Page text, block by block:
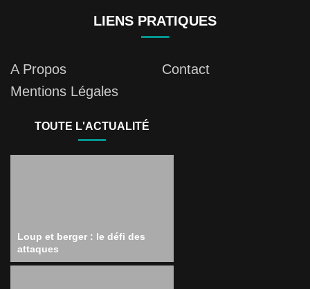
LIENS PRATIQUES
A Propos
Contact
Mentions Légales
TOUTE L'ACTUALITÉ
Loup et berger : le défi des
attaques